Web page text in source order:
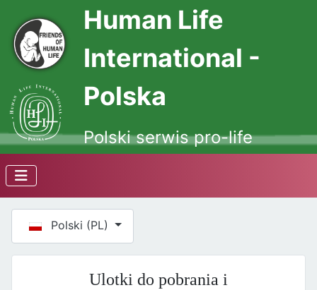
Human Life
International -
Polska
Polski serwis pro-life
Wybierz swój język
Polski (PL)
Ulotki do pobrania i